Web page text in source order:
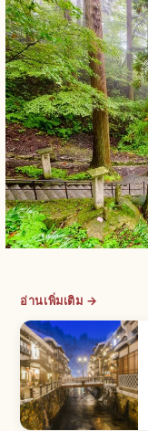
อ่านเพิ่มเติม →